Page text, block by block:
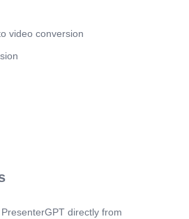
video conversion
directly from